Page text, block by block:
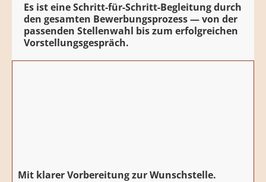
Es ist eine Schritt-für-Schritt-Begleitung durch
den gesamten Bewerbungsprozess — von der
passenden Stellenwahl bis zum erfolgreichen
Vorstellungsgespräch.
Mit klarer Vorbereitung zur Wunschstelle.